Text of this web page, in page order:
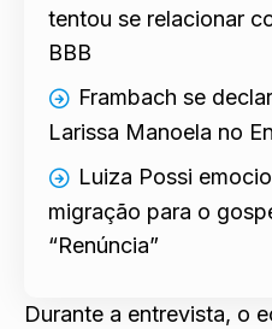
tentou se relacionar
BBB
Frambach se
Larissa Manoela no
Luiza Possi
migração para o
“Renúncia”
Durante a entrevista, o